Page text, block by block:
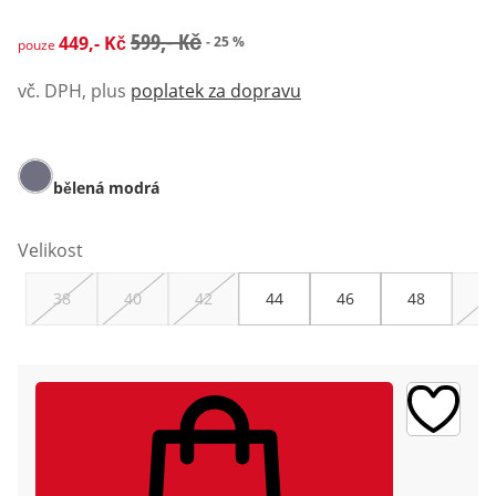
zlevněná cena: 449,- Kč, původní cena: 599,- Kč
pouze 449,- Kč599,- Kč - 25 %
vč. DPH, plus poplatek za dopravu
bělená modrá
Velikost
38 40 42 44 46 48